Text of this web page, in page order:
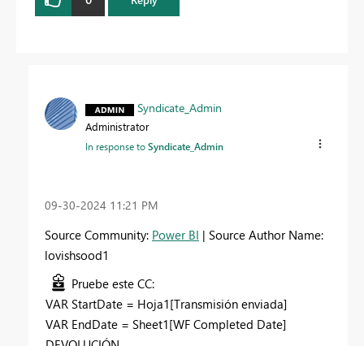
Syndicate_Admin
Administrator
In response toSyndicate_Admin
‎09-30-2024 11:21 PM
Source Community: Power BI | Source Author Name:
lovishsood1
Pruebe este CC:
VAR StartDate = Hoja1[Transmisión enviada]
VAR EndDate = Sheet1[WF Completed Date]